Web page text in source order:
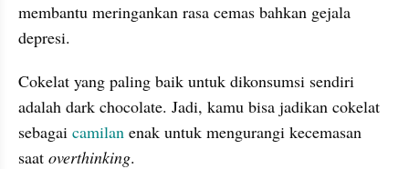
membantu meringankan rasa cemas bahkan gejala
depresi.
Cokelat yang paling baik untuk dikonsumsi sendiri
adalah dark chocolate. Jadi, kamu bisa jadikan cokelat
sebagai camilan enak untuk mengurangi kecemasan
saat overthinking.